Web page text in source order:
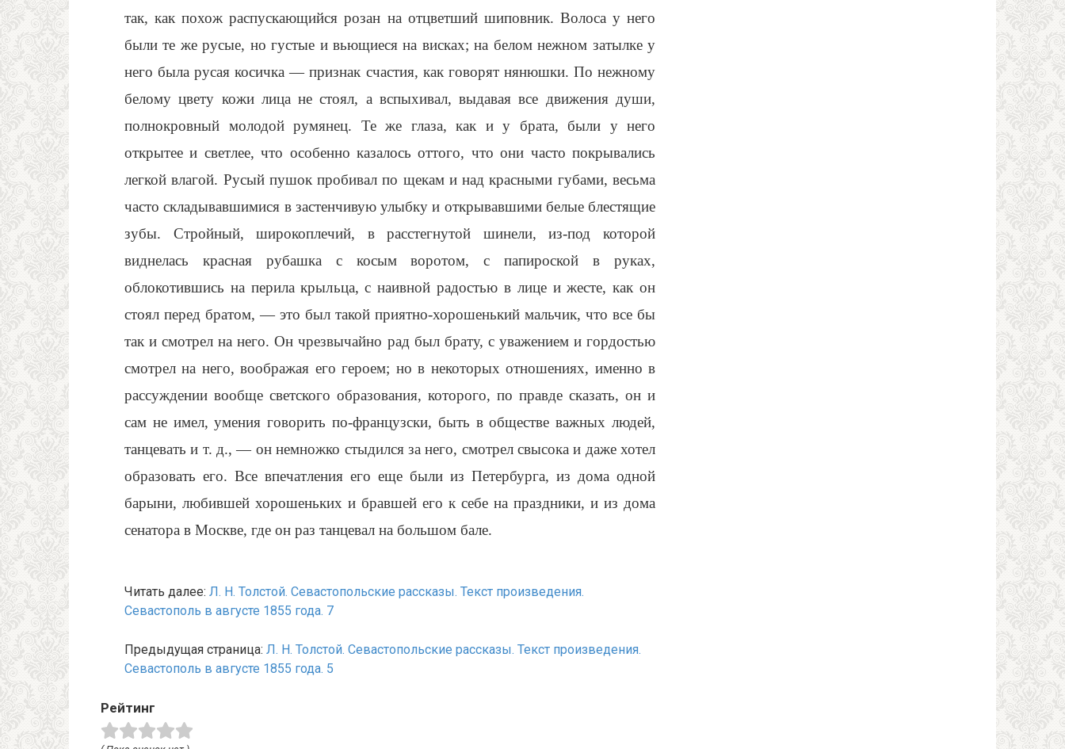
так, как похож распускающийся розан на отцветший шиповник. Волоса у него
были те же русые, но густые и вьющиеся на висках; на белом нежном затылке у
него была русая косичка — признак счастия, как говорят нянюшки. По нежному
белому цвету кожи лица не стоял, а вспыхивал, выдавая все движения души,
полнокровный молодой румянец. Те же глаза, как и у брата, были у него
открытее и светлее, что особенно казалось оттого, что они часто покрывались
легкой влагой. Русый пушок пробивал по щекам и над красными губами, весьма
часто складывавшимися в застенчивую улыбку и открывавшими белые блестящие
зубы. Стройный, широкоплечий, в расстегнутой шинели, из-под которой
виднелась красная рубашка с косым воротом, с папироской в руках,
облокотившись на перила крыльца, с наивной радостью в лице и жесте, как он
стоял перед братом, — это был такой приятно-хорошенький мальчик, что все бы
так и смотрел на него. Он чрезвычайно рад был брату, с уважением и гордостью
смотрел на него, воображая его героем; но в некоторых отношениях, именно в
рассуждении вообще светского образования, которого, по правде сказать, он и
сам не имел, умения говорить по-французски, быть в обществе важных людей,
танцевать и т. д., — он немножко стыдился за него, смотрел свысока и даже хотел
образовать его. Все впечатления его еще были из Петербурга, из дома одной
барыни, любившей хорошеньких и бравшей его к себе на праздники, и из дома
сенатора в Москве, где он раз танцевал на большом бале.
Читать далее: Л. Н. Толстой. Севастопольские рассказы. Текст произведения.
Севастополь в августе 1855 года. 7
Предыдущая страница: Л. Н. Толстой. Севастопольские рассказы. Текст произведения.
Севастополь в августе 1855 года. 5
Рейтинг